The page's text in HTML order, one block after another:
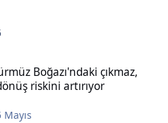
Boğazı'ndaki çıkmaz,
riskini artırıyor
Mayıs